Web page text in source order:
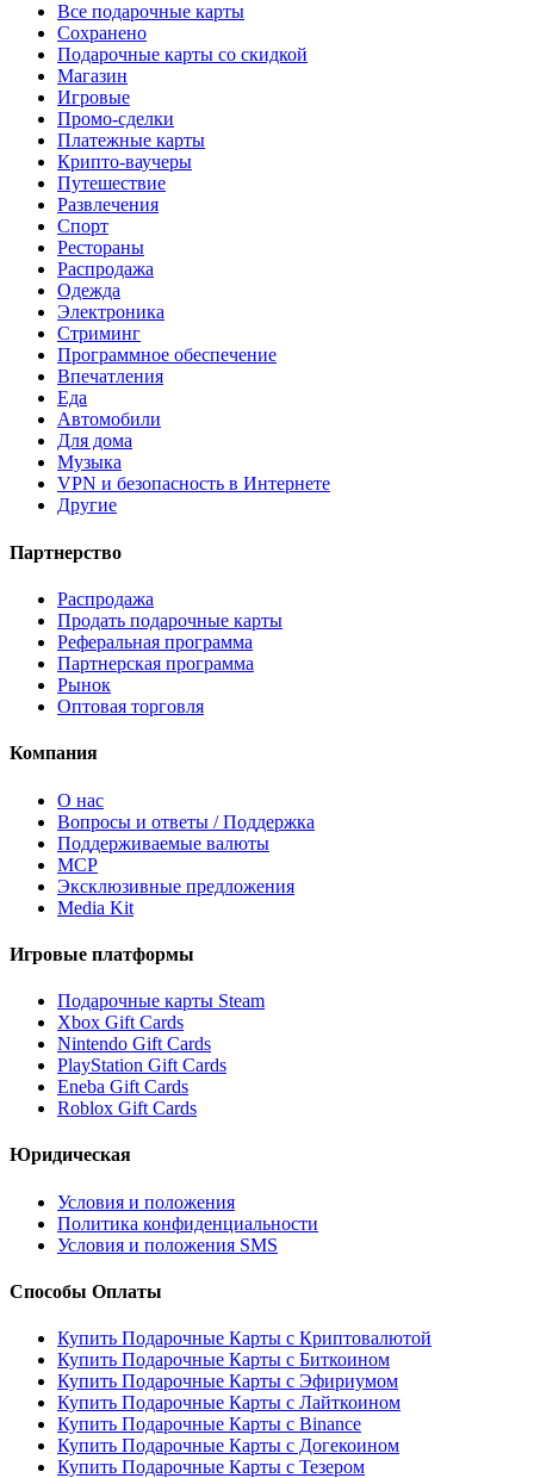
Все подарочные карты
Сохранено
Подарочные карты со скидкой
Магазин
Игровые
Промо-сделки
Платежные карты
Крипто-ваучеры
Путешествие
Развлечения
Спорт
Рестораны
Распродажа
Одежда
Электроника
Стриминг
Программное обеспечение
Впечатления
Еда
Автомобили
Для дома
Музыка
VPN и безопасность в Интернете
Другие
Партнерство
Распродажа
Продать подарочные карты
Реферальная программа
Партнерская программа
Рынок
Оптовая торговля
Компания
О нас
Вопросы и ответы / Поддержка
Поддерживаемые валюты
MCP
Эксклюзивные предложения
Media Kit
Игровые платформы
Подарочные карты Steam
Xbox Gift Cards
Nintendo Gift Cards
PlayStation Gift Cards
Eneba Gift Cards
Roblox Gift Cards
Юридическая
Условия и положения
Политика конфиденциальности
Условия и положения SMS
Способы Оплаты
Купить Подарочные Карты с Криптовалютой
Купить Подарочные Карты с Биткоином
Купить Подарочные Карты с Эфириумом
Купить Подарочные Карты с Лайткоином
Купить Подарочные Карты с Binance
Купить Подарочные Карты с Догекоином
Купить Подарочные Карты с Тезером